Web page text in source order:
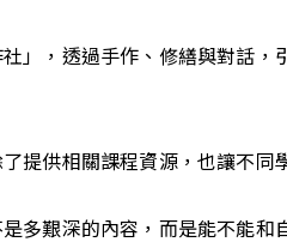
」，透過手作、修繕與對話，
提供相關課程資源，也讓不同
多艱深的內容，而是能不能和